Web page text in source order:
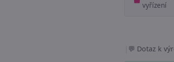
vyřízení
Dotaz k